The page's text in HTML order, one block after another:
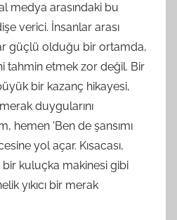
medya arasındaki bu
verici. İnsanlar arası
güçlü olduğu bir ortamda,
tahmin etmek zor değil. Bir
bir kazanç hikayesi,
duygularını
hemen 'Ben de şansımı
yol açar. Kısacası,
kuluçka makinesi gibi
yıkıcı bir merak